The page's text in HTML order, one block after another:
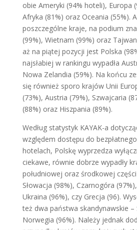
obie Ameryki (94% hoteli), Europa
Afryka (81%) oraz Oceania (55%).
poszczególne kraje, na podium
(99%), Wietnam (99%) oraz
aż na piątej pozycji jest Polska
najsłabiej w rankingu wypadła
Nowa Zelandia (59%). Na końcu
się również sporo krajów Unii
(73%), Austria (79%), Szwajcaria
(88%) oraz Hiszpania (89%).
Według statystyk KAYAK-a
względem dostępu do
hotelach, Polskę wyprzedza
ciekawe, równie dobrze wypadły
południowej oraz środkowej
Słowacja (98%), Czarnogóra
Ukraina (96%), czy Grecja (96).
też dwa państwa skandynawskie –
Norwegia (96%). Należy jednak